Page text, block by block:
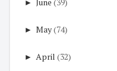
► May(74)
► April (32)